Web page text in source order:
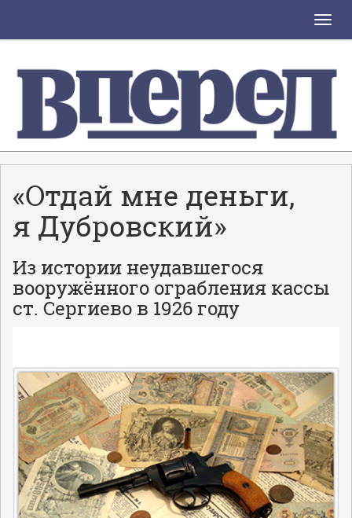
Toggle
«Отдай мне деньги,
я Дубровский»
Из истории неудавшегося
вооружённого ограбления кассы
ст. Сергиево в 1926 году